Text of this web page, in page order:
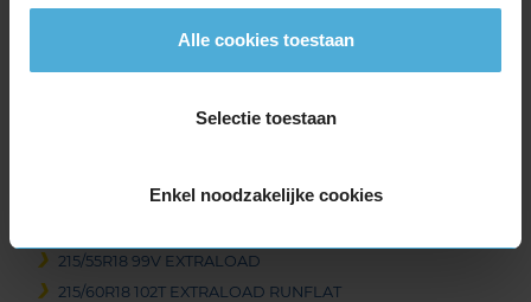
Alle cookies toestaan
Selectie toestaan
Enkel noodzakelijke cookies
235/55R17 99H
245/45R17 99V EXTRALOAD
255/40R17 98V EXTRALOAD
215/50R18 92V
215/55R18 99V EXTRALOAD
215/60R18 102T EXTRALOAD RUNFLAT